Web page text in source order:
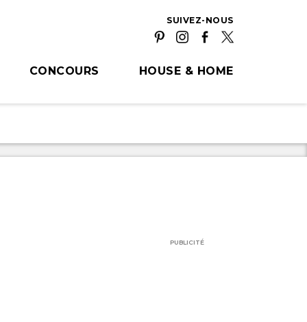
SUIVEZ-NOUS
CONCOURS HOUSE & HOME
PUBLICITÉ